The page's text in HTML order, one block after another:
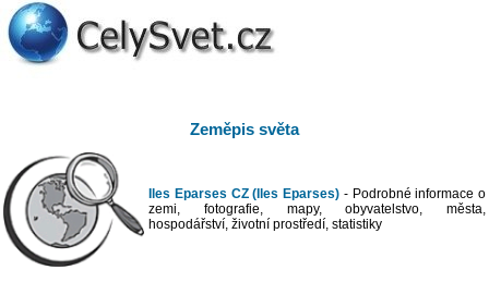
Zeměpis světa
Iles Eparses CZ (Iles Eparses) - Podrobné informace o
zemi, fotografie, mapy, obyvatelstvo, města,
hospodářství, životní prostředí, statistiky